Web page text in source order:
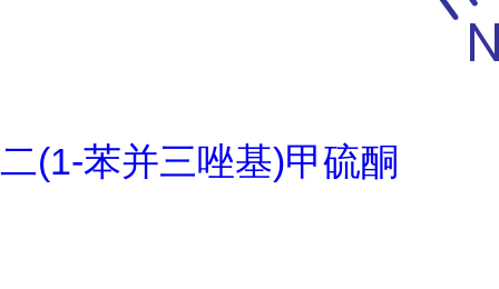
二(1-苯并三唑基)甲硫酮